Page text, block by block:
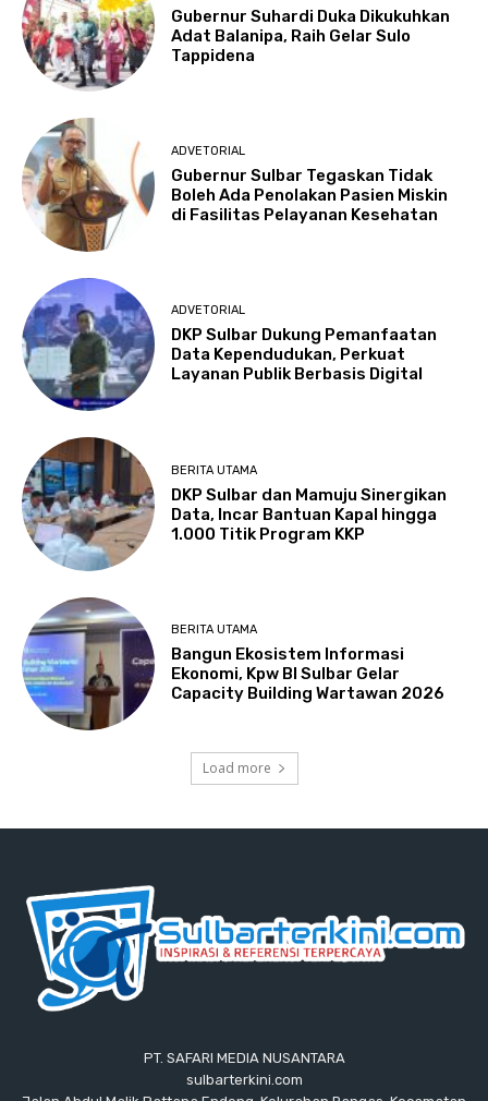
Gubernur Suhardi Duka Dikukuhkan
Adat Balanipa, Raih Gelar Sulo
Tappidena
ADVETORIAL
Gubernur Sulbar Tegaskan Tidak
Boleh Ada Penolakan Pasien Miskin
di Fasilitas Pelayanan Kesehatan
ADVETORIAL
DKP Sulbar Dukung Pemanfaatan
Data Kependudukan, Perkuat
Layanan Publik Berbasis Digital
BERITA UTAMA
DKP Sulbar dan Mamuju Sinergikan
Data, Incar Bantuan Kapal hingga
1.000 Titik Program KKP
BERITA UTAMA
Bangun Ekosistem Informasi
Ekonomi, Kpw BI Sulbar Gelar
Capacity Building Wartawan 2026
Load more
PT. SAFARI MEDIA NUSANTARA
sulbarterkini.com